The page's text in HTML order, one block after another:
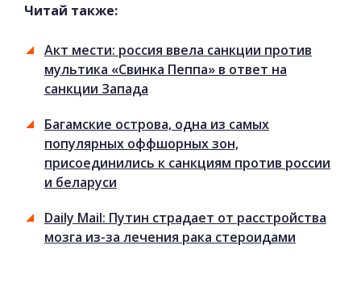
Читай также:
Акт мести: россия ввела санкции против
мультика «Свинка Пеппа» в ответ на
санкции Запада
Багамские острова, одна из самых
популярных оффшорных зон,
присоединились к санкциям против россии
и беларуси
Daily Mail: Путин страдает от расстройства
мозга из-за лечения рака стероидами